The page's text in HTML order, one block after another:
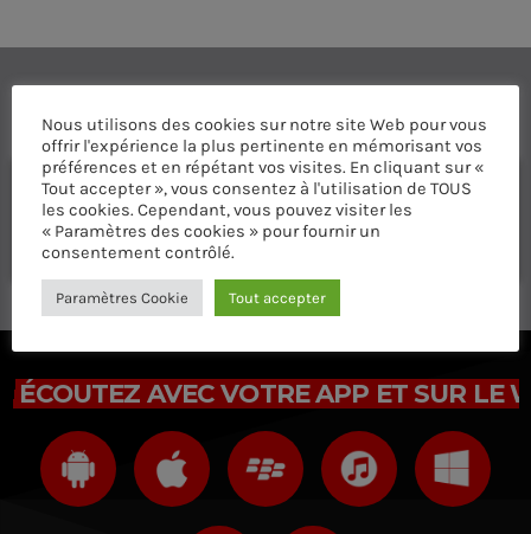
Laisser une réponse
Vous devez être connecté pour ajouter un commentaire.
Connectez-vous maintenant
ÉCOUTEZ AVEC VOTRE APP ET SUR LE
Nous utilisons des cookies sur notre site Web pour vous
offrir l'expérience la plus pertinente en mémorisant vos
préférences et en répétant vos visites. En cliquant sur «
Tout accepter », vous consentez à l'utilisation de TOUS
les cookies. Cependant, vous pouvez visiter les
« Paramètres des cookies » pour fournir un
consentement contrôlé.
Paramètres Cookie Tout accepter